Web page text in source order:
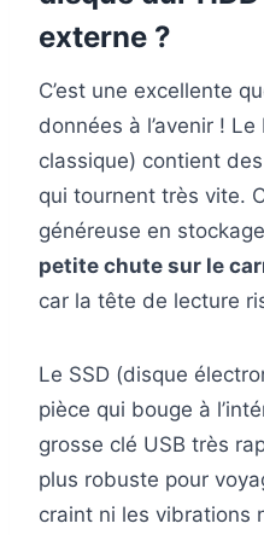
externe ?
C’est une excellente
données à l’avenir !
classique) contient
qui tournent très vite.
généreuse en
petite chute sur le
car la tête de lecture
Le SSD (disque
pièce qui bouge à
grosse clé USB très
plus robuste pour
craint ni les vibrations